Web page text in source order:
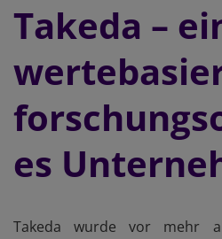
Takeda –
es
Takeda wurde vor mehr